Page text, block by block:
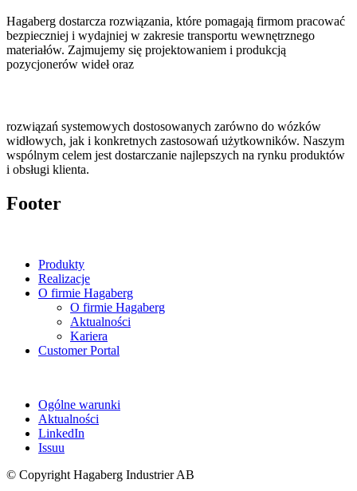
Hagaberg dostarcza rozwiązania, które pomagają firmom pracować
bezpieczniej i wydajniej w zakresie transportu wewnętrznego
materiałów. Zajmujemy się projektowaniem i produkcją
pozycjonerów wideł oraz
rozwiązań systemowych dostosowanych zarówno do wózków
widłowych, jak i konkretnych zastosowań użytkowników. Naszym
wspólnym celem jest dostarczanie najlepszych na rynku produktów
i obsługi klienta.
Footer
Produkty
Realizacje
O firmie Hagaberg
O firmie Hagaberg
Aktualności
Kariera
Customer Portal
Ogólne warunki
Aktualności
LinkedIn
Issuu
© Copyright Hagaberg Industrier AB